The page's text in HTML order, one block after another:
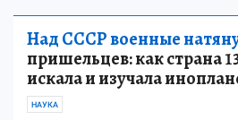
Над СССР военные
пришельцев: как страна
искала и изучала
НАУКА